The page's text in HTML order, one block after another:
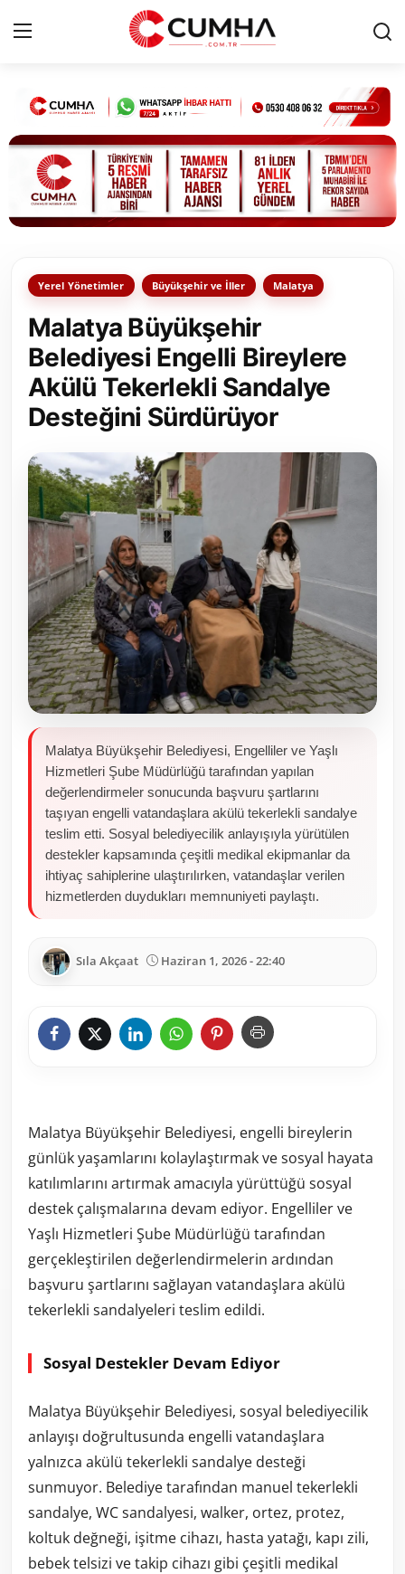
Kurumsal
Cumhurbaşkanlığı
Bakanlıklar
Siyasi Partiler
Yerel Yönetimler
Mülki İdare
Toplum ve Yaşam
Sivil Toplum Kuruluşları
Kamu Kurumları ve Üst Kurullar
Resmi Reklamlar
Yerel Yönetimler Büyükşehir ve İller Malatya
Malatya Büyükşehir
Belediyesi Engelli Bireylere
Akülü Tekerlekli Sandalye
Desteğini Sürdürüyor
Malatya Büyükşehir Belediyesi, Engelliler ve Yaşlı
Hizmetleri Şube Müdürlüğü tarafından yapılan
değerlendirmeler sonucunda başvuru şartlarını
taşıyan engelli vatandaşlara akülü tekerlekli sandalye
teslim etti. Sosyal belediyecilik anlayışıyla yürütülen
destekler kapsamında çeşitli medikal ekipmanlar da
ihtiyaç sahiplerine ulaştırılırken, vatandaşlar verilen
hizmetlerden duydukları memnuniyeti paylaştı.
Sıla Akçaat Haziran 1, 2026 - 22:40
Malatya Büyükşehir Belediyesi, engelli bireylerin
günlük yaşamlarını kolaylaştırmak ve sosyal hayata
katılımlarını artırmak amacıyla yürüttüğü sosyal
destek çalışmalarına devam ediyor. Engelliler ve
Yaşlı Hizmetleri Şube Müdürlüğü tarafından
gerçekleştirilen değerlendirmelerin ardından
başvuru şartlarını sağlayan vatandaşlara akülü
tekerlekli sandalyeleri teslim edildi.
Sosyal Destekler Devam Ediyor
Malatya Büyükşehir Belediyesi, sosyal belediyecilik
anlayışı doğrultusunda engelli vatandaşlara
yalnızca akülü tekerlekli sandalye desteği
sunmuyor. Belediye tarafından manuel tekerlekli
sandalye, WC sandalyesi, walker, ortez, protez,
koltuk değneği, işitme cihazı, hasta yatağı, kapı zili,
bebek telsizi ve takip cihazı gibi çeşitli medikal